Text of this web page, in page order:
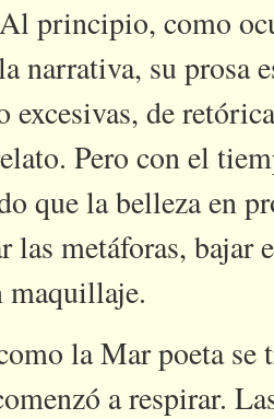
principio, como
narrativa, su prosa
excesivas, de
Pero con el
que la belleza en
las metáforas, bajar
maquillaje.
la Mar poeta se
a respirar.